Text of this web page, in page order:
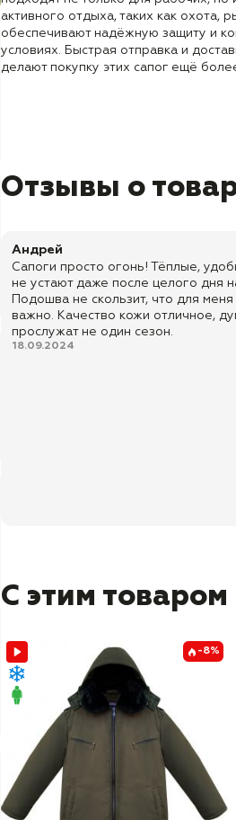
активного отдыха, таких как охота,
обеспечивают надёжную защиту и
условиях. Быстрая отправка и
делают покупку этих сапог ещё
Отзывы о
Андрей
Сапоги просто огонь! Тёплые,
не устают даже после целого дня
Подошва не скользит, что для
важно. Качество кожи отличное,
прослужат не один сезон.
18.09.2024
С этим
-8%